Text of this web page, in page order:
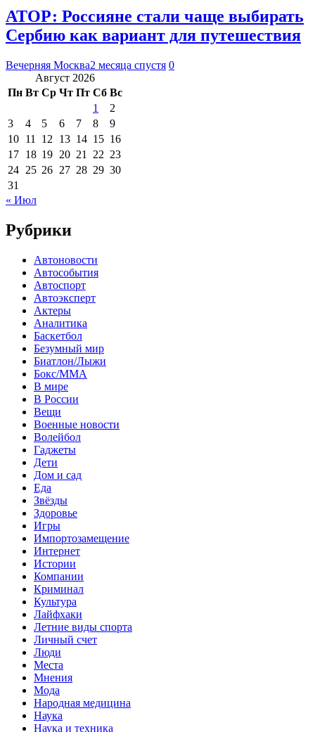
АТОР: Россияне стали чаще выбирать
Сербию как вариант для путешествия
Вечерняя Москва2 месяца спустя 0
Август 2026
Пн Вт Ср Чт Пт Сб Вс
1
2
3
4 5 6 7 8
9
10 11 12 13 14 15 16
17 18 19 20 21 22 23
24 25 26 27 28 29 30
31
« Июл
Рубрики
Автоновости
Автособытия
Автоспорт
Автоэксперт
Актеры
Аналитика
Баскетбол
Безумный мир
Биатлон/Лыжи
Бокс/MMA
В мире
В России
Вещи
Военные новости
Волейбол
Гаджеты
Дети
Дом и сад
Еда
Звёзды
Здоровье
Игры
Импортозамещение
Интернет
Истории
Компании
Криминал
Культура
Лайфхаки
Летние виды спорта
Личный счет
Люди
Места
Мнения
Мода
Народная медицина
Наука
Наука и техника